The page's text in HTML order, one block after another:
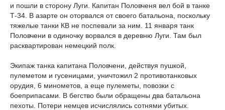
и пошли в сторону Луги. Капитан Половченя вел бой в танке
Т-34. В азарте он оторвался от своего батальона, поскольку
тяжелые танки КВ не поспевали за ним. 11 января танк
Половчени в одиночку ворвался в деревню Луги. Там был
расквартирован немецкий полк.
Экипаж танка капитана Половчени, действуя пушкой,
пулеметом и гусеницами, уничтожил 2 противотанковых
орудия, 6 минометов, а еще пулеметы, повозки с
боеприпасами. В бегство были обращены два батальона
пехоты. Потери немцев исчислялись сотнями убитых.